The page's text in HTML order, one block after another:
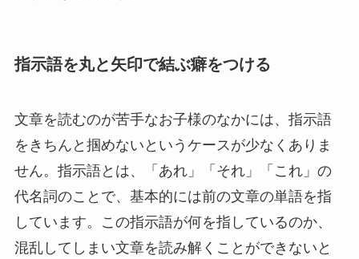
指示語を丸と矢印で結ぶ癖をつける
文章を読むのが苦手なお子様のなかには、指示語
をきちんと掴めないというケースが少なくありま
せん。指示語とは、「あれ」「それ」「これ」の
代名詞のことで、基本的には前の文章の単語を指
しています。この指示語が何を指しているのか、
混乱してしまい文章を読み解くことができないと